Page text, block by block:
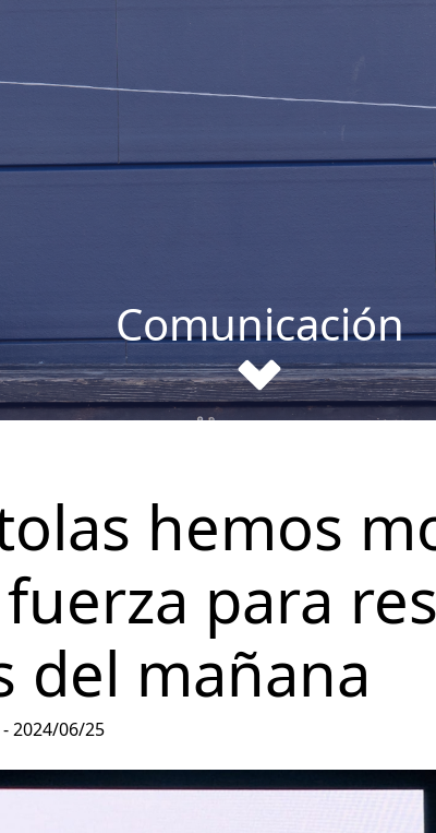
Comunicación
hemos
para
del mañana
2024/06/25